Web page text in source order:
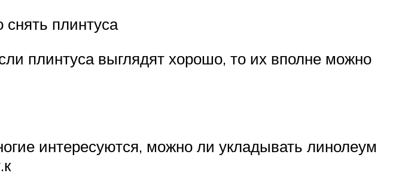
плинтуса
плинтуса выглядят хорошо, то их вполне можно
интересуются, можно ли укладывать линолеум